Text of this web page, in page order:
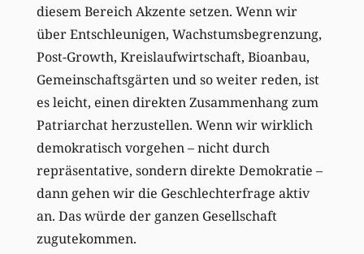
diesem Bereich Akzente setzen. Wenn wir
über Entschleunigen, Wachstumsbegrenzung,
Post-Growth, Kreislaufwirtschaft, Bioanbau,
Gemeinschaftsgärten und so weiter reden, ist
es leicht, einen direkten Zusammenhang zum
Patriarchat herzustellen. Wenn wir wirklich
demokratisch vorgehen – nicht durch
repräsentative, sondern direkte Demokratie –
dann gehen wir die Geschlechterfrage aktiv
an. Das würde der ganzen Gesellschaft
zugutekommen.